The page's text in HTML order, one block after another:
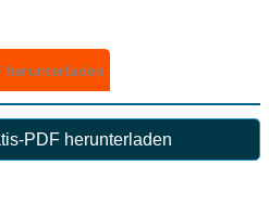
herunterladen
PDF herunterladen